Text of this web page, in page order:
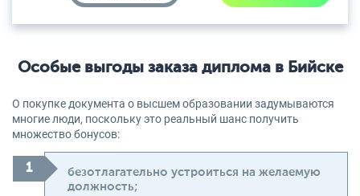
Особые выгоды заказа диплома в Бийске
О покупке документа о высшем образовании задумываются
многие люди, поскольку это реальный шанс получить
множество бонусов:
безотлагательно устроиться на желаемую
должность;